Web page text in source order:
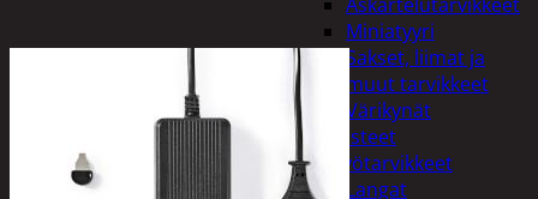
Miniatyyri
Sakset, liimat ja
muut tarvikkeet
Värikynät
Harrasteet
Käsityötarvikkeet
Langat